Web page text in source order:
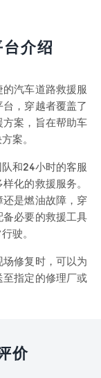
介绍
汽车道路救援服
，穿越者覆盖了
案，旨在帮助车
案。
和24小时的客服
化的救援服务。
是燃油故障，穿
必要的救援工具
驶。
修复时，可以为
指定的修理厂或
价